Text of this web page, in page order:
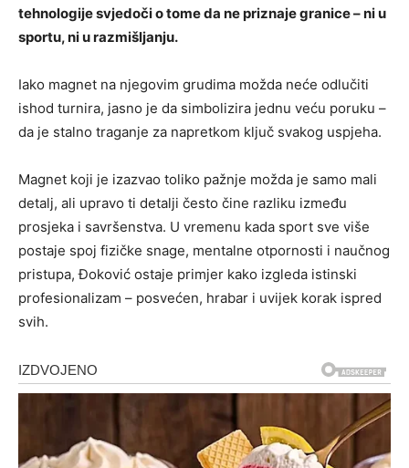
tehnologije svjedoči o tome da ne priznaje granice – ni u
sportu, ni u razmišljanju.
Iako magnet na njegovim grudima možda neće odlučiti
ishod turnira, jasno je da simbolizira jednu veću poruku –
da je stalno traganje za napretkom ključ svakog uspjeha.
Magnet koji je izazvao toliko pažnje možda je samo mali
detalj, ali upravo ti detalji često čine razliku između
prosjeka i savršenstva. U vremenu kada sport sve više
postaje spoj fizičke snage, mentalne otpornosti i naučnog
pristupa, Đoković ostaje primjer kako izgleda istinski
profesionalizam – posvećen, hrabar i uvijek korak ispred
svih.